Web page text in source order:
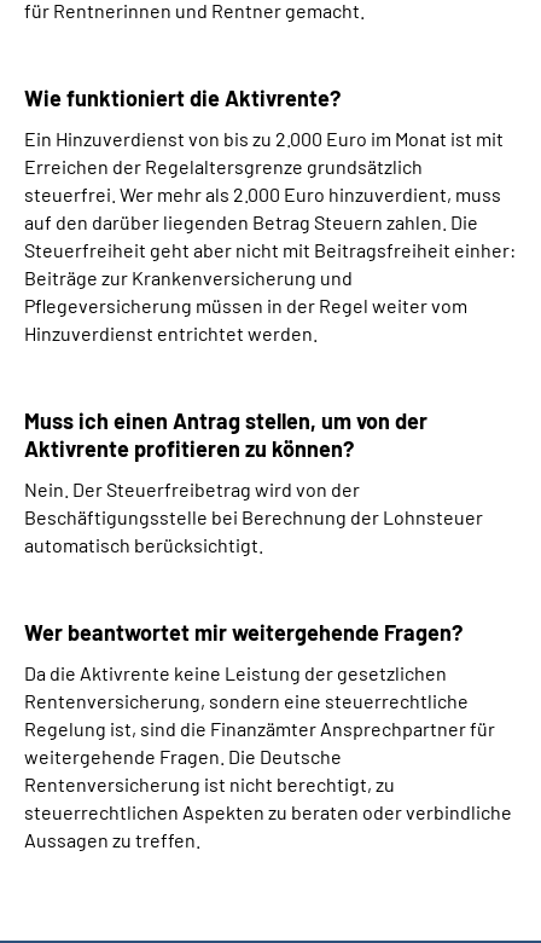
für Rentnerinnen und Rentner gemacht.
Wie funktioniert die Aktivrente?
Ein Hinzuverdienst von bis zu 2.000 Euro im Monat ist mit
Erreichen der Regelaltersgrenze grundsätzlich
steuerfrei. Wer mehr als 2.000 Euro hinzuverdient, muss
auf den darüber liegenden Betrag Steuern zahlen. Die
Steuerfreiheit geht aber nicht mit Beitragsfreiheit einher:
Beiträge zur Krankenversicherung und
Pflegeversicherung müssen in der Regel weiter vom
Hinzuverdienst entrichtet werden.
Muss ich einen Antrag stellen, um von der
Aktivrente profitieren zu können?
Nein. Der Steuerfreibetrag wird von der
Beschäftigungsstelle bei Berechnung der Lohnsteuer
automatisch berücksichtigt.
Wer beantwortet mir weitergehende Fragen?
Da die Aktivrente keine Leistung der gesetzlichen
Rentenversicherung, sondern eine steuerrechtliche
Regelung ist, sind die Finanzämter Ansprechpartner für
weitergehende Fragen. Die Deutsche
Rentenversicherung ist nicht berechtigt, zu
steuerrechtlichen Aspekten zu beraten oder verbindliche
Aussagen zu treffen.